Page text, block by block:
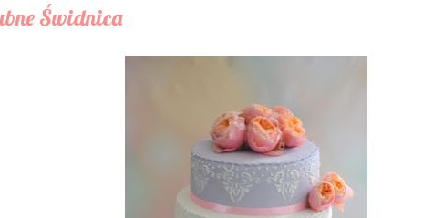
Świdnica